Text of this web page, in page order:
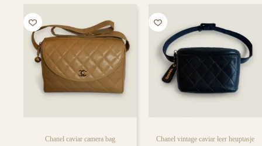
Chanel caviar camera bag Chanel vintage caviar leer heuptasje